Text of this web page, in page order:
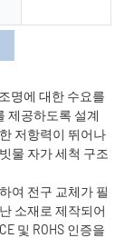
명에 대한 수요를
제공하도록 설계
저항력이 뛰어나
물 자가 세척 구조
여 전구 교체가 필
소재로 제작되어
및 ROHS 인증을